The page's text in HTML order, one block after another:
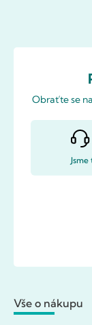
Obraťte se
Vše o nákupu